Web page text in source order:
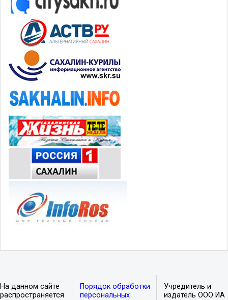
На данном сайте
распространяется
Порядок обработки
персональных
Учредитель и
издатель ООО ИА